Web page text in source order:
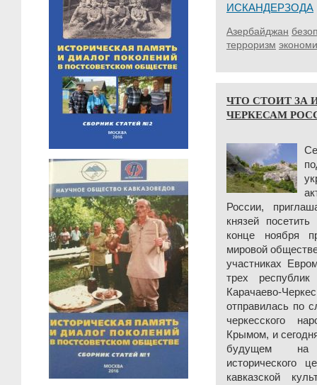
ИСКАНДЕРЗОДА
Азербайджан
терроризм
ЧТО СТОИТ ЗА
ЧЕРКЕСАМ
России,
князей
конце ноября
мировой
участниках
трех
Карачаево-
отправилась по
черкесского
Крымом, и
будущем на
исторического
кавказской